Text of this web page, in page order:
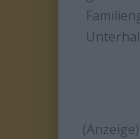
(Anzeige)